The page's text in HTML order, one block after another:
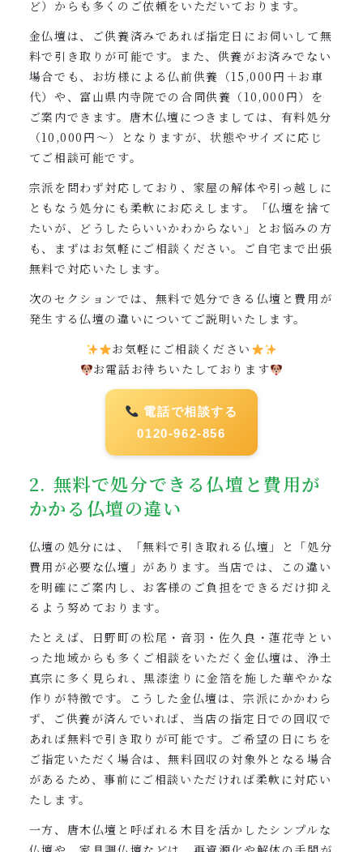
ど）からも多くのご依頼をいただいております。
金仏壇は、ご供養済みであれば指定日にお伺いして無
料で引き取りが可能です。また、供養がお済みでない
場合でも、お坊様による仏前供養（15,000円＋お車
代）や、富山県内寺院での合同供養（10,000円）を
ご案内できます。唐木仏壇につきましては、有料処分
（10,000円〜）となりますが、状態やサイズに応じ
てご相談可能です。
宗派を問わず対応しており、家屋の解体や引っ越しに
ともなう処分にも柔軟にお応えします。「仏壇を捨て
たいが、どうしたらいいかわからない」とお悩みの方
も、まずはお気軽にご相談ください。ご自宅まで出張
無料で対応いたします。
次のセクションでは、無料で処分できる仏壇と費用が
発生する仏壇の違いについてご説明いたします。
お気軽にご相談ください
お電話お待ちいたしております
電話で相談する
0120-962-856
2. 無料で処分できる仏壇と費用が
かかる仏壇の違い
仏壇の処分には、「無料で引き取れる仏壇」と「処分
費用が必要な仏壇」があります。当店では、この違い
を明確にご案内し、お客様のご負担をできるだけ抑え
るよう努めております。
たとえば、日野町の松尾・音羽・佐久良・蓮花寺とい
った地域からも多くご相談をいただく金仏壇は、浄土
真宗に多く見られ、黒漆塗りに金箔を施した華やかな
作りが特徴です。こうした金仏壇は、宗派にかかわら
ず、ご供養が済んでいれば、当店の指定日での回収で
あれば無料で引き取りが可能です。ご希望の日にちを
ご指定いただく場合は、無料回収の対象外となる場合
があるため、事前にご相談いただければ柔軟に対応い
たします。
一方、唐木仏壇と呼ばれる木目を活かしたシンプルな